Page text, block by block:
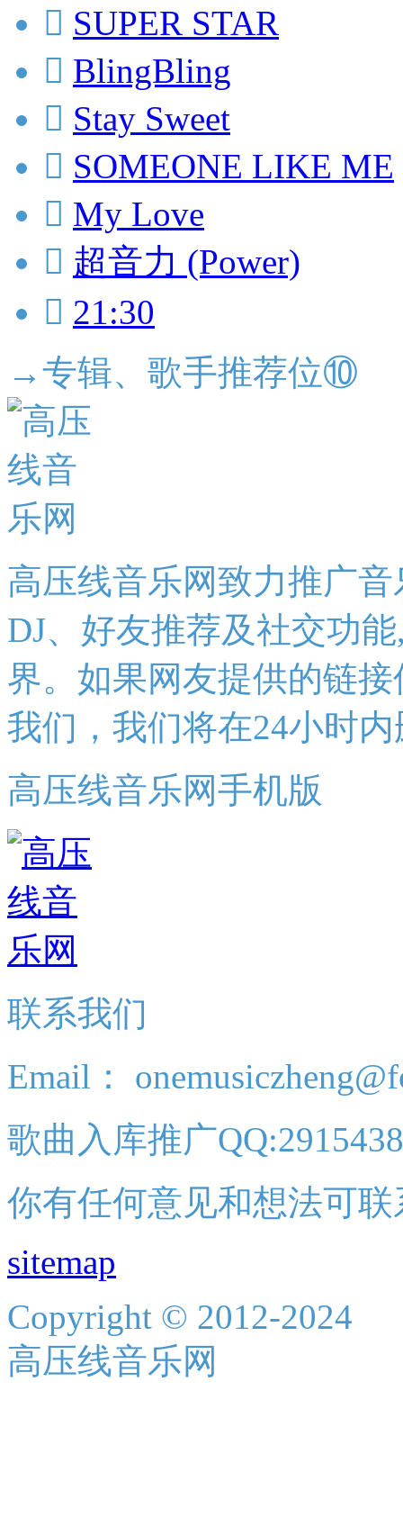
 SUPER STAR
 BlingBling
 Stay Sweet
 SOMEONE LIKE ME
 My Love
 超音力 (Power)
 21:30
→专辑、歌手推荐位⑩
高压线音乐网致力推广
DJ、好友推荐及社交功
界。如果网友提供的链
我们，我们将在24小时
高压线音乐网手机版
联系我们
Email：
歌曲入库推广
你有任何意见和想法可
sitemap
Copyright © 2012-2024
高压线音乐网